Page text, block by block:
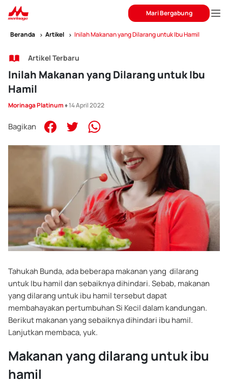
Mari Bergabung
Beranda Artikel Inilah Makanan yang Dilarang untuk Ibu Hamil
Artikel Terbaru
Inilah Makanan yang Dilarang untuk Ibu
Hamil
Morinaga Platinum♦ 14 April 2022
Bagikan
Tahukah Bunda, ada beberapa makanan yang dilarang
untuk Ibu hamil dan sebaiknya dihindari. Sebab, makanan
yang dilarang untuk ibu hamil tersebut dapat
membahayakan pertumbuhan Si Kecil dalam kandungan.
Berikut makanan yang sebaiknya dihindari ibu hamil.
Lanjutkan membaca, yuk.
Makanan yang dilarang untuk ibu
hamil